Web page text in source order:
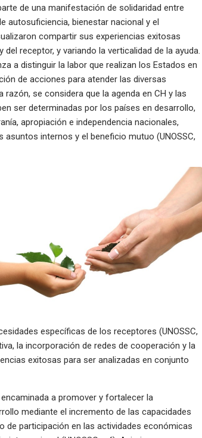
de una manifestación de solidaridad entre
autosuficiencia, bienestar nacional y el
compartir sus experiencias exitosas
receptor, y variando la verticalidad de la ayuda.
a distinguir la labor que realizan los Estados en
de acciones para atender las diversas
se considera que la agenda en CH y las
ser determinadas por los países en desarrollo,
apropiación e independencia nacionales,
internos y el beneficio mutuo (UNOSSC,
específicas de los receptores (UNOSSC,
la incorporación de redes de cooperación y la
exitosas para ser analizadas en conjunto
a promover y fortalecer la
mediante el incremento de las capacidades
de participación en las actividades económicas